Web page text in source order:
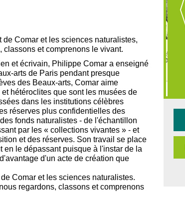
Comar et les sciences naturalistes,
et comprenons le vivant.
et écrivain, Philippe Comar a enseigné
arts de Paris pendant presque
des Beaux-arts, Comar aime
hétéroclites que sont les musées de
dans les institutions célèbres
réserves plus confidentielles des
fonds naturalistes - de l'échantillon
par les « collections vivantes » - et
et des réserves. Son travail se place
en le dépassant puisque à l'instar de la
d'un acte de création que
Comar et les sciences naturalistes.
regardons, classons et comprenons